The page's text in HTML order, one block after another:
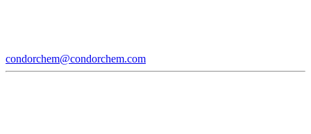
condorchem@condorchem.com